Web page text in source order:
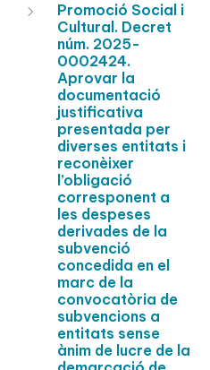
Promoció Social i
Cultural. Decret
núm. 2025-
0002424.
Aprovar la
documentació
justificativa
presentada per
diverses entitats i
reconèixer
l’obligació
corresponent a
les despeses
derivades de la
subvenció
concedida en el
marc de la
convocatòria de
subvencions a
entitats sense
ànim de lucre de la